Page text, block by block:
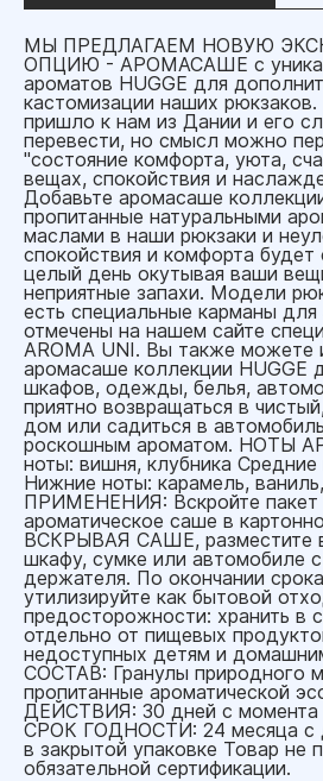
МЫ ПРЕДЛАГАЕМ НОВУЮ
ОПЦИЮ - АРОМАСАШЕ с
ароматов HUGGE для
кастомизации наших рюкзаков.
пришло к нам из Дании и его
перевести, но смысл можно
"состояние комфорта, уюта,
вещах, спокойствия и
Добавьте аромасаше
пропитанные натуральными
маслами в наши рюкзаки и
спокойствия и комфорта
целый день окутывая ваши
неприятные запахи. Модели
есть специальные карманы
отмечены на нашем сайте
AROMA UNI. Вы также можете
аромасаше коллекции HUGGE
шкафов, одежды, белья,
приятно возвращаться в
дом или садиться в
роскошным ароматом. НОТЫ
ноты: вишня, клубника
Нижние ноты: карамель,
ПРИМЕНЕНИЯ: Вскройте пакет
ароматическое саше в
ВСКРЫВАЯ САШЕ, разместите
шкафу, сумке или автомобиле
держателя. По окончании
утилизируйте как бытовой
предосторожности: хранить в
отдельно от пищевых
недоступных детям и
СОСТАВ: Гранулы природного
пропитанные ароматической
ДЕЙСТВИЯ: 30 дней с момента
СРОК ГОДНОСТИ: 24 месяца с
в закрытой упаковке Товар не
обязательной сертификации.